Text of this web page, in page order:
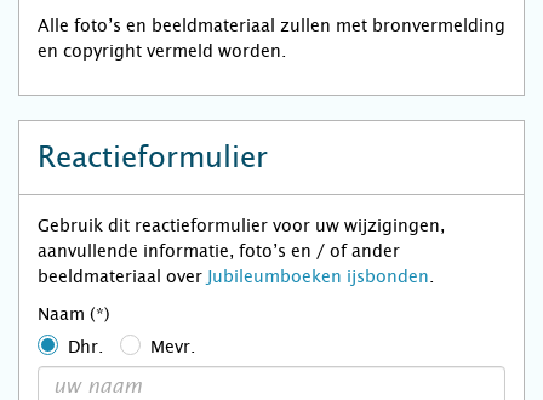
Alle foto’s en beeldmateriaal zullen met bronvermelding
en copyright vermeld worden.
Reactieformulier
Gebruik dit reactieformulier voor uw wijzigingen,
aanvullende informatie, foto’s en / of ander
beeldmateriaal over Jubileumboeken ijsbonden
Naam (*)
Dhr.
Mevr.